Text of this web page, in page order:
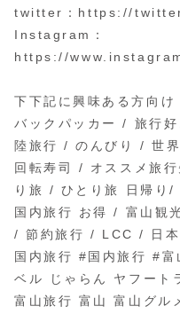
twitter：https://
Instagram：
https://
下下記に興味ある方向け
バックパッカー / 旅行
陸旅行 / のんびり / 世
回転寿司 / オススメ旅
り旅 / ひとり旅 日帰り
国内旅行 お得 / 富山観
/ 節約旅行 / LCC / 日
国内旅行 #国内旅行 #
ベル じゃらん ヤフート
富山旅行 富山 富山グル